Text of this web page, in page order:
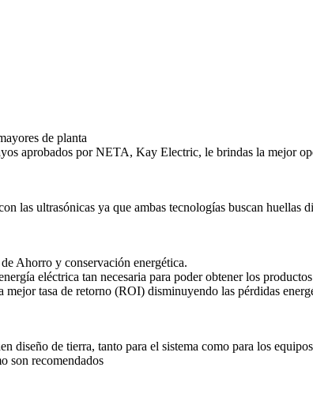
de planta
aprobados por NETA, Kay Electric, le brindas la mejor
las ultrasónicas ya que ambas tecnologías buscan
Ahorro y conservación energética.
eléctrica tan necesaria para poder obtener los
tasa de retorno (ROI) disminuyendo las pérdidas
diseño de tierra, tanto para el sistema como para los
son recomendados